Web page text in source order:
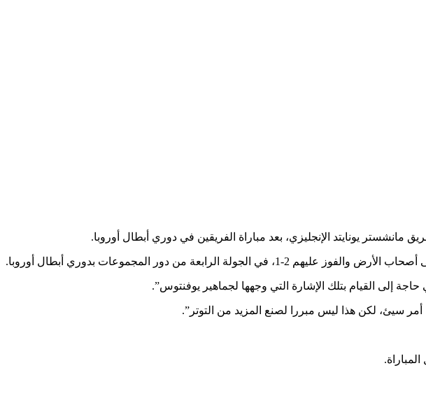
مانشستر يونايتد الإنجليزي، بعد مباراة الفريقين في دوري أبطال أوروبا.
من دور المجموعات بدوري أبطال أوروبا.
إلى القيام بتلك الإشارة التي وجهها لجماهير يوفنتوس”.
أمر سيئ، لكن هذا ليس مبررا لصنع المزيد من التوتر”.